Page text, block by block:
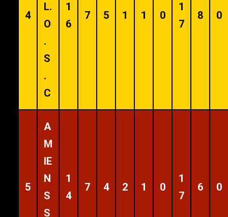
4
L.
O
.
S
.
C
1
6
7 5 1 1 0
1
7
8 0
5
A
M
IE
N
S
S
1
4
7 4 2 1 0
1
7
6 0